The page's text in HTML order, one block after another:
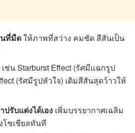
ที่มืดให้ภาพที่สว่าง คมชัด สีสันเป็น
เช่น Starburst Effect (รัศมีแฉกรูป
(รัศมีรูปหัวใจ) เติมสีสันสุดว้าวให้
รับแต่งได้เอง เพิ่มบรรยากาศเฉลิม
โซเชียลทันที